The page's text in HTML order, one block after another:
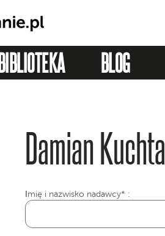
BIBLIOTEKA BLOG
Damian Kuchta
mię i nazwisko nadawcy* :